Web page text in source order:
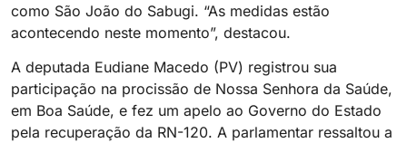
como São João do Sabugi. “As medidas estão
acontecendo neste momento”, destacou.
A deputada Eudiane Macedo (PV) registrou sua
participação na procissão de Nossa Senhora da Saúde,
em Boa Saúde, e fez um apelo ao Governo do Estado
pela recuperação da RN-120. A parlamentar ressaltou a